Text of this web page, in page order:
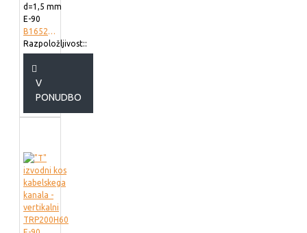
d=1,5 mm
E-90
B165215
Razpoložljivost::
V
PONUDBO